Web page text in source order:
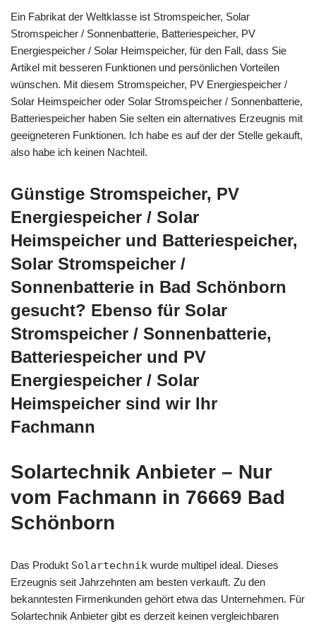
Ein Fabrikat der Weltklasse ist Stromspeicher, Solar
Stromspeicher / Sonnenbatterie, Batteriespeicher, PV
Energiespeicher / Solar Heimspeicher, für den Fall, dass Sie
Artikel mit besseren Funktionen und persönlichen Vorteilen
wünschen. Mit diesem Stromspeicher, PV Energiespeicher /
Solar Heimspeicher oder Solar Stromspeicher / Sonnenbatterie,
Batteriespeicher haben Sie selten ein alternatives Erzeugnis mit
geeigneteren Funktionen. Ich habe es auf der der Stelle gekauft,
also habe ich keinen Nachteil.
Günstige Stromspeicher, PV
Energiespeicher / Solar
Heimspeicher und Batteriespeicher,
Solar Stromspeicher /
Sonnenbatterie in Bad Schönborn
gesucht? Ebenso für Solar
Stromspeicher / Sonnenbatterie,
Batteriespeicher und PV
Energiespeicher / Solar
Heimspeicher sind wir Ihr
Fachmann
Solartechnik Anbieter – Nur
vom Fachmann in 76669 Bad
Schönborn
Das Produkt Solartechnik wurde multipel ideal. Dieses
Erzeugnis seit Jahrzehnten am besten verkauft. Zu den
bekanntesten Firmenkunden gehört etwa das Unternehmen. Für
Solartechnik Anbieter gibt es derzeit keinen vergleichbaren